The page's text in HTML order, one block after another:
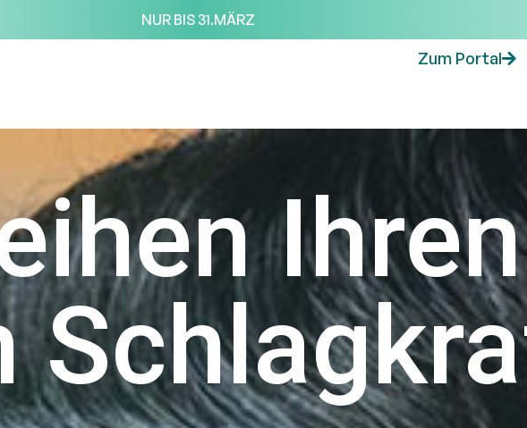
NUR BIS 31.MÄRZ
Zum Portal
Ihren